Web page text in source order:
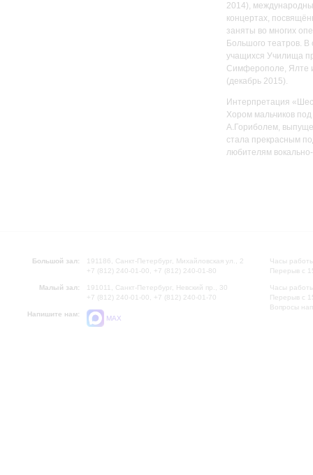
2014),
концертах,
заняты во многих
Большого театров. В
учащихся Училища
Симферополе, Ялте
(декабрь 2015).
Интерпретация
Хором мальчиков
А.Гориболем,
стала прекрасным
любителям
Большой зал:
191186, Санкт-Петербург, Михайловская ул., 2
+7 (812) 240-01-00, +7 (812) 240-01-80
Малый зал:
191011, Санкт-Петербург, Невский пр., 30
+7 (812) 240-01-00, +7 (812) 240-01-70
Напишите нам:
MAX
Часы
Перерыв с
Часы
Перерыв с
Вопросы